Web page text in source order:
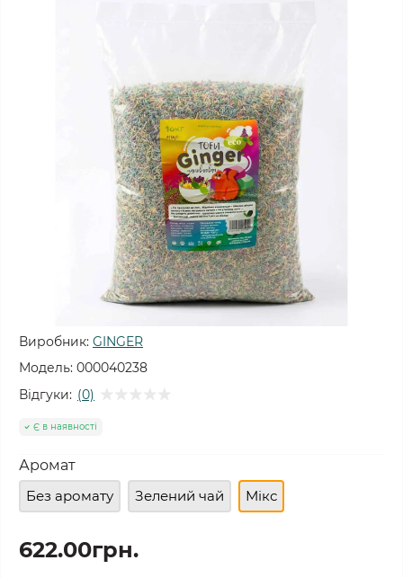
Виробник: GINGER
Модель: 000040238
Відгуки: (0)
Є в наявності
Аромат
Без аромату
Зелений чай Мікс
622.00грн.